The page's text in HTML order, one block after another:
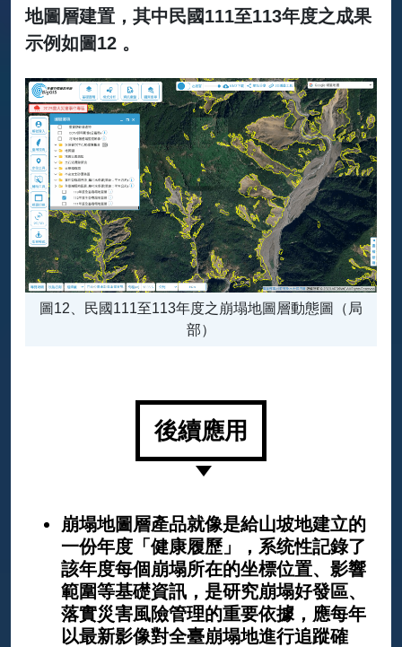
地圖層建置，其中民國111至113年度之成果
示例如圖12 。
圖12、民國111至113年度之崩塌地圖層動態圖（局
部）
後續應用
崩塌地圖層產品就像是給山坡地建立的
一份年度「健康履歷」，系统性記錄了
該年度每個崩塌所在的坐標位置、影響
範圍等基礎資訊，是研究崩塌好發區、
落實災害風險管理的重要依據，應每年
以最新影像對全臺崩塌地進行追蹤確